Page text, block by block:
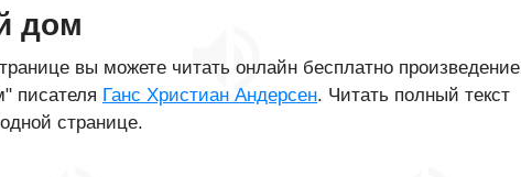
дом
вы можете читать онлайн бесплатно произведение
писателя Ганс Христиан Андерсен. Читать полный текст
странице.